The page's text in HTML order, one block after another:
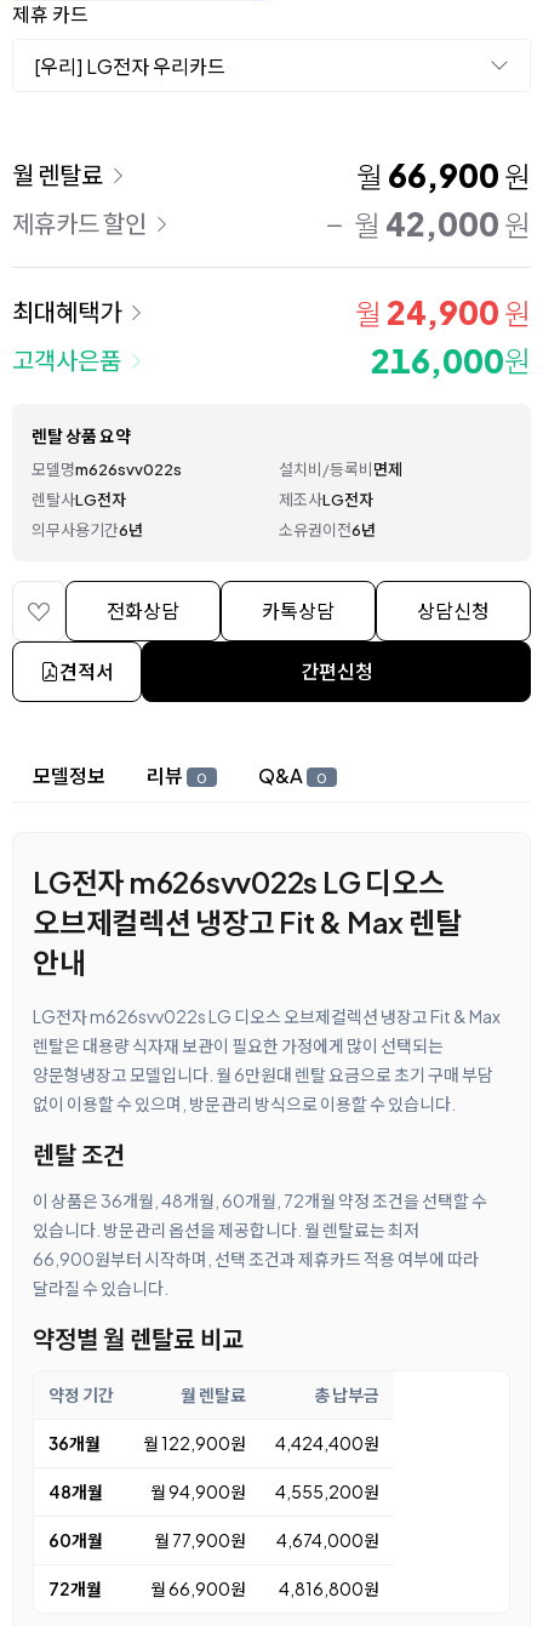
제휴 카드
[우리] LG전자 우리카드
이용 요금
월 렌탈료 월 66,900 원
제휴카드 할인 월 42,000 원
최대혜택가 월 24,900 원
고객사은품 216,000원
렌탈 상품 요약
모델명m626svv022s 설치비/등록비면제
렌탈사LG전자 제조사LG전자
의무사용기간6년 소유권이전6년
전화상담 카톡상담 상담신청
견적서 간편신청
상세 정보
모델정보 리뷰 0 Q&A 0
LG전자 m626svv022s LG 디오스
오브제컬렉션 냉장고 Fit & Max 렌탈
안내
LG전자 m626svv022s LG 디오스 오브제컬렉션 냉장고 Fit & Max
렌탈은 대용량 식자재 보관이 필요한 가정에게 많이 선택되는
양문형냉장고 모델입니다. 월 6만원대 렌탈 요금으로 초기 구매 부담
없이 이용할 수 있으며, 방문관리 방식으로 이용할 수 있습니다.
렌탈 조건
이 상품은 36개월, 48개월, 60개월, 72개월 약정 조건을 선택할 수
있습니다. 방문관리 옵션을 제공합니다. 월 렌탈료는 최저
66,900원부터 시작하며, 선택 조건과 제휴카드 적용 여부에 따라
달라질 수 있습니다.
약정별 월 렌탈료 비교
약정 기간 월 렌탈료 총 납부금
36개월 월 122,900원 4,424,400원
48개월 월 94,900원 4,555,200원
60개월 월 77,900원 4,674,000원
72개월 월 66,900원 4,816,800원